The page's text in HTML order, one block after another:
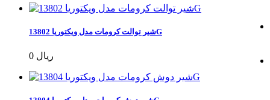
شیر توالت کرومات مدل ویکتوریا 13802G
0 ریال